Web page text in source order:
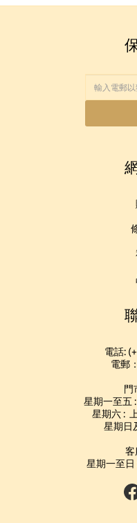
電話:
電郵
門
星期一至五
星期六 :
星期日
客
星期一至日